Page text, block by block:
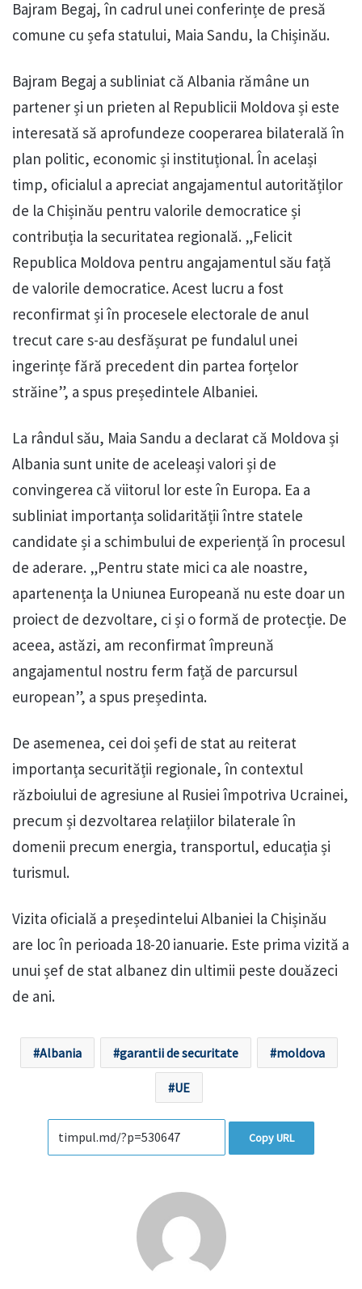
Bajram Begaj, în cadrul unei conferințe de presă
comune cu șefa statului, Maia Sandu, la Chișinău.
Bajram Begaj a subliniat că Albania rămâne un
partener și un prieten al Republicii Moldova și este
interesată să aprofundeze cooperarea bilaterală în
plan politic, economic și instituțional. În același
timp, oficialul a apreciat angajamentul autorităților
de la Chișinău pentru valorile democratice și
contribuția la securitatea regională. „Felicit
Republica Moldova pentru angajamentul său față
de valorile democratice. Acest lucru a fost
reconfirmat și în procesele electorale de anul
trecut care s-au desfășurat pe fundalul unei
ingerințe fără precedent din partea forțelor
străine”, a spus președintele Albaniei.
La rândul său, Maia Sandu a declarat că Moldova și
Albania sunt unite de aceleași valori și de
convingerea că viitorul lor este în Europa. Ea a
subliniat importanța solidarității între statele
candidate și a schimbului de experiență în procesul
de aderare. „Pentru state mici ca ale noastre,
apartenența la Uniunea Europeană nu este doar un
proiect de dezvoltare, ci și o formă de protecție. De
aceea, astăzi, am reconfirmat împreună
angajamentul nostru ferm față de parcursul
european”, a spus președinta.
De asemenea, cei doi șefi de stat au reiterat
importanța securității regionale, în contextul
războiului de agresiune al Rusiei împotriva Ucrainei,
precum și dezvoltarea relațiilor bilaterale în
domenii precum energia, transportul, educația și
turismul.
Vizita oficială a președintelui Albaniei la Chișinău
are loc în perioada 18-20 ianuarie. Este prima vizită a
unui șef de stat albanez din ultimii peste douăzeci
de ani.
Albania garantii de securitate moldova
UE
Copy URL